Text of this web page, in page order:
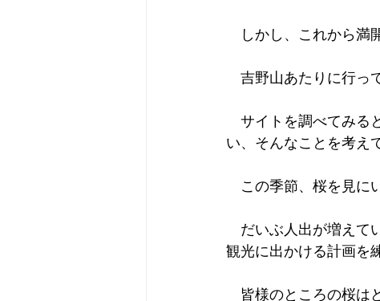
しかし、これから満
吉野山あたりに行っ
サイトを調べてみる
い、そんなことを考え
この季節、桜を見に
だいぶ人出が増えて
観光に出かける計画を
皆様のところの桜は